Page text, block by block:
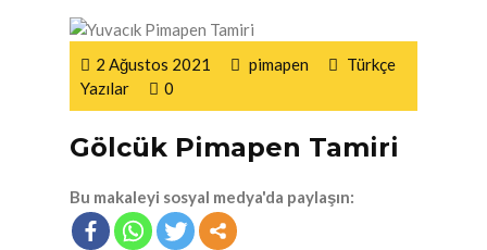
2 Ağustos 2021 pimapen
Türkçe
Yazılar
0
Gölcük Pimapen Tamiri
Bu makaleyi sosyal medya'da paylaşın: